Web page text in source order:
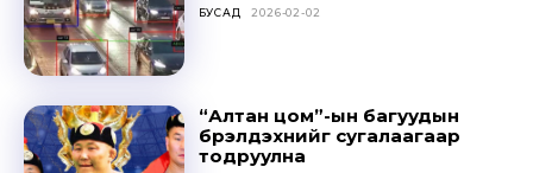
БУСАД 2026-02-02
“Алтан цом”-ын багуудын
бүрэлдэхүүнийг сугалаагаар
тодруулна